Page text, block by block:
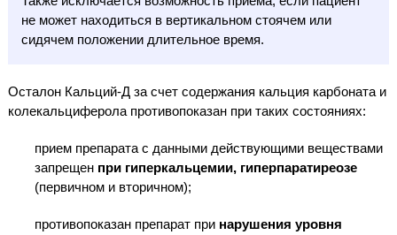
не может находиться в вертикальном стоячем или
сидячем положении длительное время.
Осталон Кальций-Д за счет содержания кальция карбоната и
колекальциферола противопоказан при таких состояниях:
прием препарата с данными действующими веществами
запрещен при гиперкальцемии, гиперпаратиреозе
(первичном и вторичном);
противопоказан препарат при нарушения уровня